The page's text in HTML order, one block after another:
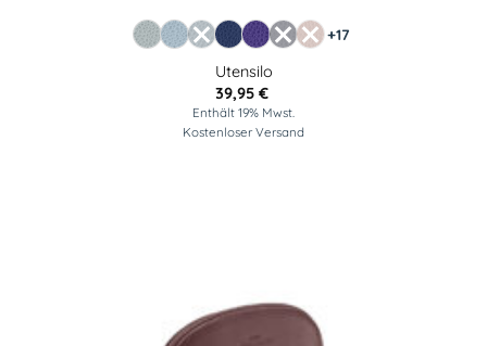
+17
Utensilo
39,95 €
Enthält 19% Mwst.
Kostenloser Versand